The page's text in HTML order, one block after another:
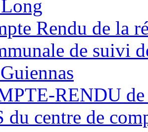
Rendu de la
de suivi
RENDU
du centre de